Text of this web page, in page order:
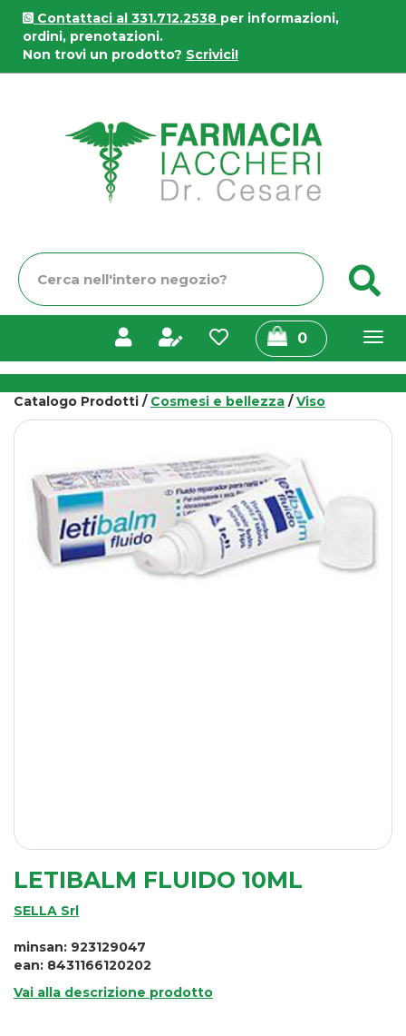
Passa
contenuto
principale
Contattaci al 331.712.2538 per informazioni,
ordini, prenotazioni.
Non trovi un prodotto? Scrivici!
Cerca
Prodotto
0prodotti
inseriti
Catalogo Prodotti / Cosmesi e bellezza /Viso
LETIBALM FLUIDO 10ML
SELLA Srl
minsan: 923129047
ean: 8431166120202
Vai alla descrizione prodotto